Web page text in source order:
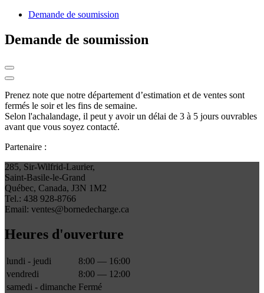
Demande de soumission
Demande de soumission
Prenez note que notre département d’estimation et de ventes sont
fermés le soir et les fins de semaine.
Selon l'achalandage, il peut y avoir un délai de 3 à 5 jours ouvrables
avant que vous soyez contacté.
Partenaire :
285, Sir-Wilfrid-Laurier,
Saint-Basile-le-Grand
Québec, Canada, J3N 1M2
Tel.: 438 928-8766
Email: ventes@bornedecharge.ca
Heures d'ouverture
lundi - jeudi
8:00 — 16:00
vendredi
8:00 — 12:00
samedi - dimanche Fermé